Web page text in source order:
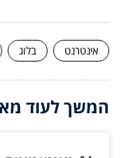
אינטרנט בלוג
המשך לעוד